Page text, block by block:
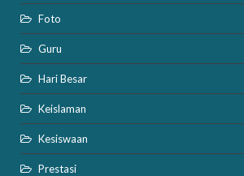
Foto
Guru
Hari Besar
Keislaman
Kesiswaan
Prestasi